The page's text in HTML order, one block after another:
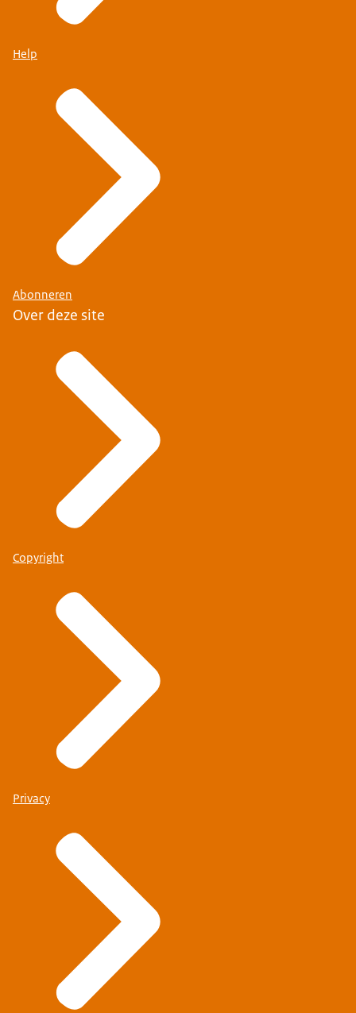
Help
Abonneren
Over deze site
Copyright
Privacy